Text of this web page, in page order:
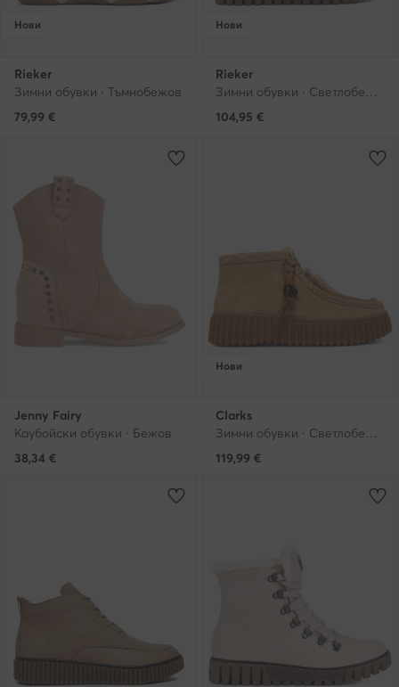
Нови
Rieker
Зимни обувки · Тъмнобежов
79,99 €
Нови
Rieker
104,95 €
Jenny Fairy
Каубойски обувки · Бежов
38,34 €
Нови
Clarks
Зимни обувки · Светлобежов
119,99 €